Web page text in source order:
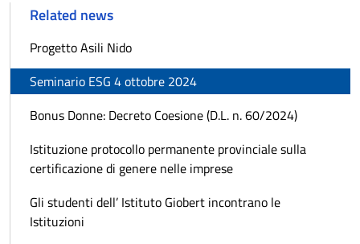
Related news
Progetto Asili Nido
Seminario ESG 4 ottobre 2024
Bonus Donne: Decreto Coesione (D.L. n. 60/2024)
Istituzione protocollo permanente provinciale sulla
certificazione di genere nelle imprese
Gli studenti dell’ Istituto Giobert incontrano le
Istituzioni